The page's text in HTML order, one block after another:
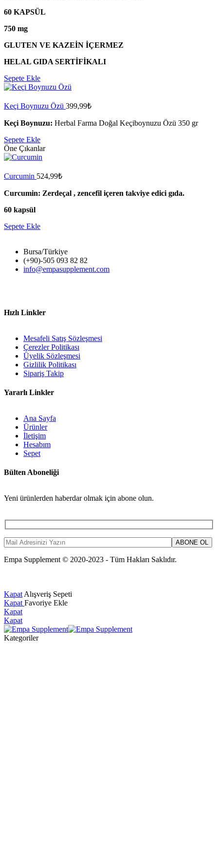
60 KAPSÜL
750 mg
GLUTEN VE KAZEİN İÇERMEZ
HELAL GIDA SERTİFİKALI
Sepete Ekle
Keçi Boynuzu Özü 399,99₺
Keçi Boynuzu: Herbal Farma Doğal Keçiboynuzu Özü 350 gr
Sepete Ekle
Öne Çıkanlar
Curcumin 524,99₺
Curcumin: Zerdeçal , zencefil içeren takviye edici gıda.
60 kapsül
Sepete Ekle
Bursa/Türkiye
(+90)-505 093 82 82
info@empasupplement.com
Hızlı Linkler
Mesafeli Satış Sözleşmesi
Çerezler Politikası
Üyelik Sözleşmesi
Gizlilik Politikası
Sipariş Takip
Yararlı Linkler
Ana Sayfa
Ürünler
İletişim
Hesabım
Sepet
Bülten Aboneliği
Yeni ürünlerden haberdar olmak için abone olun.
Empa Supplement © 2020-2023 - Tüm Hakları Saklıdır.
Kapat Alışveriş Sepeti
Kapat Favoriye Ekle
Kapat
Kapat
Kategoriler